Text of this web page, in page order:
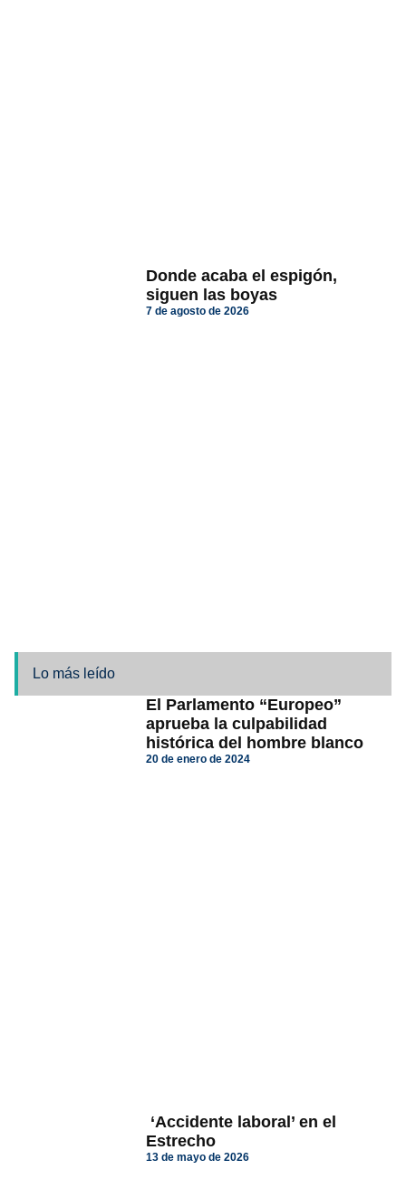
Donde acaba el espigón,
siguen las boyas
7 de agosto de 2026
Lo más leído
El Parlamento “Europeo”
aprueba la culpabilidad
histórica del hombre blanco
20 de enero de 2024
‘Accidente laboral’ en el
Estrecho
13 de mayo de 2026